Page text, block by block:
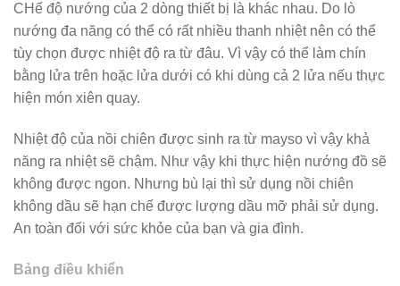
CHế độ nướng của 2 dòng thiết bị là khác nhau. Do lò
nướng đa năng có thể có rất nhiều thanh nhiệt nên có thể
tùy chọn được nhiệt độ ra từ đâu. Vì vậy có thể làm chín
bằng lửa trên hoặc lửa dưới có khi dùng cả 2 lửa nếu thực
hiện món xiên quay.
Nhiệt độ của nồi chiên được sinh ra từ mayso vì vậy khả
năng ra nhiệt sẽ chậm. Như vậy khi thực hiện nướng đồ sẽ
không được ngon. Nhưng bù lại thì sử dụng nồi chiên
không dầu sẽ hạn chế được lượng dầu mỡ phải sử dụng.
An toàn đối với sức khỏe của bạn và gia đình.
Bảng điều khiển